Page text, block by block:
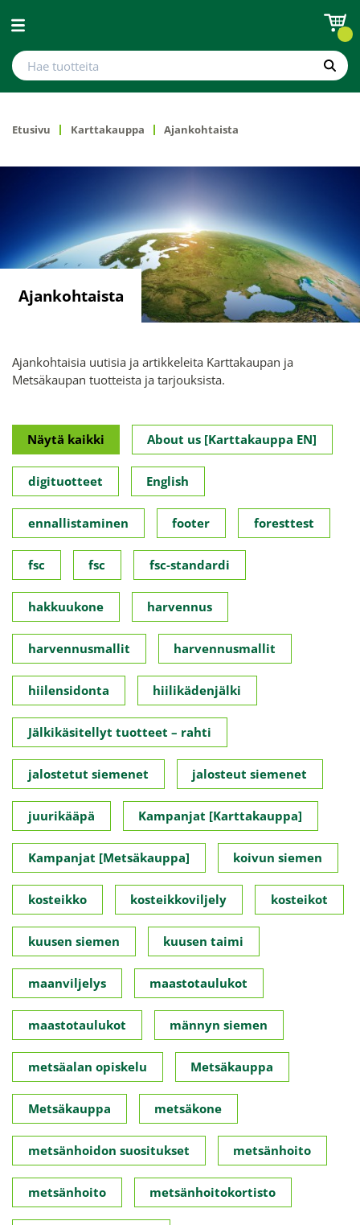
Avaa valikko
Hae tuotteita
Hae
Etusivu Karttakauppa Ajankohtaista
Ajankohtaista
Ajankohtaisia uutisia ja artikkeleita Karttakaupan ja
Metsäkaupan tuotteista ja tarjouksista.
Näytä kaikki About us [Karttakauppa EN]
digituotteet English
ennallistaminen footer foresttest
fsc fsc fsc-standardi
hakkuukone harvennus
harvennusmallit harvennusmallit
hiilensidonta hiilikädenjälki
Jälkikäsitellyt tuotteet – rahti
jalostetut siemenet jalosteut siemenet
juurikääpä Kampanjat [Karttakauppa]
Kampanjat [Metsäkauppa] koivun siemen
kosteikko kosteikkoviljely kosteikot
kuusen siemen kuusen taimi
maanviljelys maastotaulukot
maastotaulukot männyn siemen
metsäalan opiskelu Metsäkauppa
Metsäkauppa metsäkone
metsänhoidon suositukset metsänhoito
metsänhoito metsänhoitokortisto